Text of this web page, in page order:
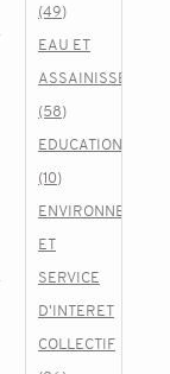
(49)
EAU ET
ASSAINISSEMENT
(58)
EDUCATION
(10)
ENVIRONNEMENT
ET
SERVICE
D'INTERET
COLLECTIF